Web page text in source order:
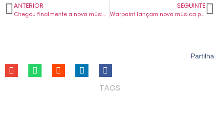
ANTERIOR
Chegou finalmente a nova música dos Pearl Jam. “Dark Matter” é o nome da canção e do novo álbum.
SEGUINTE
Warpaint lançam nova música para celebrar um novo contrato com a Rough Trade. Ouça “Common Blue”.
Partilha
TAGS